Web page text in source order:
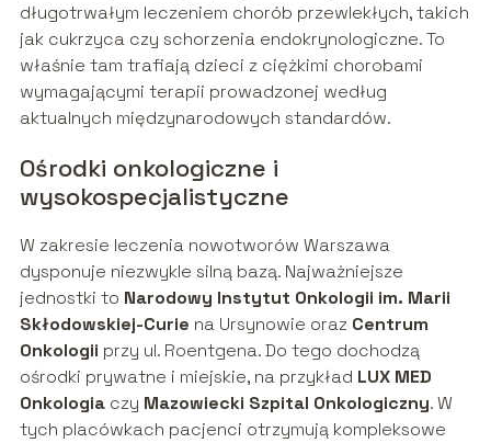
długotrwałym leczeniem chorób przewlekłych, takich
jak cukrzyca czy schorzenia endokrynologiczne. To
właśnie tam trafiają dzieci z ciężkimi chorobami
wymagającymi terapii prowadzonej według
aktualnych międzynarodowych standardów.
Ośrodki onkologiczne i
wysokospecjalistyczne
W zakresie leczenia nowotworów Warszawa
dysponuje niezwykle silną bazą. Najważniejsze
jednostki to Narodowy Instytut Onkologii im. Marii
Skłodowskiej-Curie na Ursynowie oraz Centrum
Onkologii przy ul. Roentgena. Do tego dochodzą
ośrodki prywatne i miejskie, na przykład LUX MED
Onkologiaczy Mazowiecki Szpital Onkologiczny. W
tych placówkach pacjenci otrzymują kompleksowe